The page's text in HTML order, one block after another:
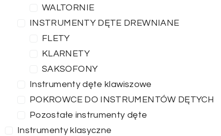
WALTORNIE
INSTRUMENTY DĘTE DREWNIANE
FLETY
KLARNETY
SAKSOFONY
Instrumenty dęte klawiszowe
POKROWCE DO INSTRUMENTÓW DĘTYCH
Pozostałe instrumenty dęte
Instrumenty klasyczne